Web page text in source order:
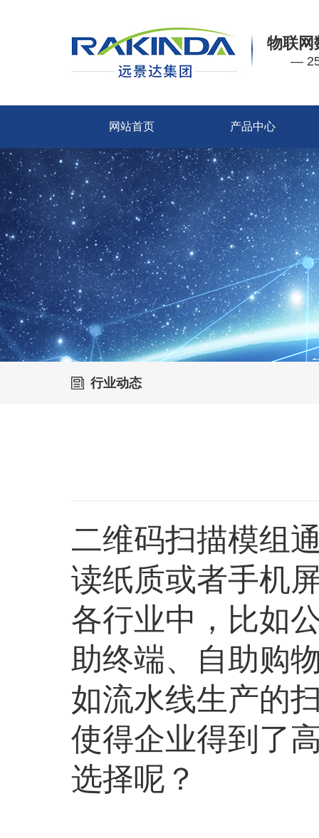
物联网
—
网站首页 产品中心
行业动态
二维码扫描模组
读纸质或者手机
各行业中，比如
助终端、自助购
如流水线生产的
使得企业得到了
选择呢？